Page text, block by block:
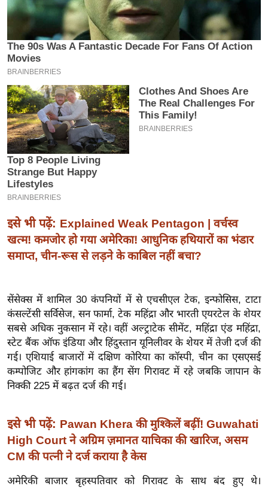
L
0
2
6
क्रा
इ
म
ई
-
पे
प
मि
सा
ल
मि
सा
ल
श
ख्सि
य
यं
ग
इं
डि
या
इसे भी पढ़ें: Explained Weak Pentagon | वर्चस्व
खत्म! कमजोर हो गया अमेरिका! आधुनिक हथियारों का भंडार
समाप्त, चीन-रूस से लड़ने के काबिल नहीं बचा?
सेंसेक्स में शामिल 30 कंपनियों में से एचसीएल टेक, इन्फोसिस, टाटा
कंसल्टेंसी सर्विसेज, सन फार्मा, टेक महिंद्रा और भारती एयरटेल के शेयर
सबसे अधिक नुकसान में रहे। वहीं अल्ट्राटेक सीमेंट, महिंद्रा एंड महिंद्रा,
स्टेट बैंक ऑफ इंडिया और हिंदुस्तान यूनिलीवर के शेयर में तेजी दर्ज की
गई। एशियाई बाजारों में दक्षिण कोरिया का कॉस्पी, चीन का एसएसई
कम्पोजिट और हांगकांग का हैंग सेंग गिरावट में रहे जबकि जापान के
निक्की 225 में बढ़त दर्ज की गई।
इसे भी पढ़ें: Pawan Khera की मुश्किलें बढ़ीं! Guwahati
High Court ने अग्रिम ज़मानत याचिका की खारिज, असम
CM की पत्नी ने दर्ज कराया है केस
अमेरिकी बाजार बृहस्पतिवार को गिरावट के साथ बंद हुए थे।